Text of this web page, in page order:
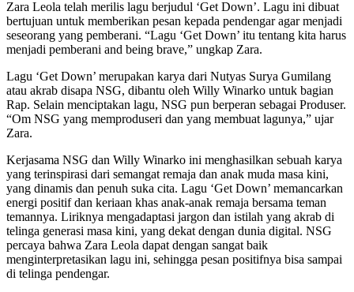
Zara Leola telah merilis lagu berjudul ‘Get Down’. Lagu ini dibuat
bertujuan untuk memberikan pesan kepada pendengar agar menjadi
seseorang yang pemberani. “Lagu ‘Get Down’ itu tentang kita harus
menjadi pemberani and being brave,” ungkap Zara.
Lagu ‘Get Down’ merupakan karya dari Nutyas Surya Gumilang
atau akrab disapa NSG, dibantu oleh Willy Winarko untuk bagian
Rap. Selain menciptakan lagu, NSG pun berperan sebagai Produser.
“Om NSG yang memproduseri dan yang membuat lagunya,” ujar
Zara.
Kerjasama NSG dan Willy Winarko ini menghasilkan sebuah karya
yang terinspirasi dari semangat remaja dan anak muda masa kini,
yang dinamis dan penuh suka cita. Lagu ‘Get Down’ memancarkan
energi positif dan keriaan khas anak-anak remaja bersama teman
temannya. Liriknya mengadaptasi jargon dan istilah yang akrab di
telinga generasi masa kini, yang dekat dengan dunia digital. NSG
percaya bahwa Zara Leola dapat dengan sangat baik
menginterpretasikan lagu ini, sehingga pesan positifnya bisa sampai
di telinga pendengar.